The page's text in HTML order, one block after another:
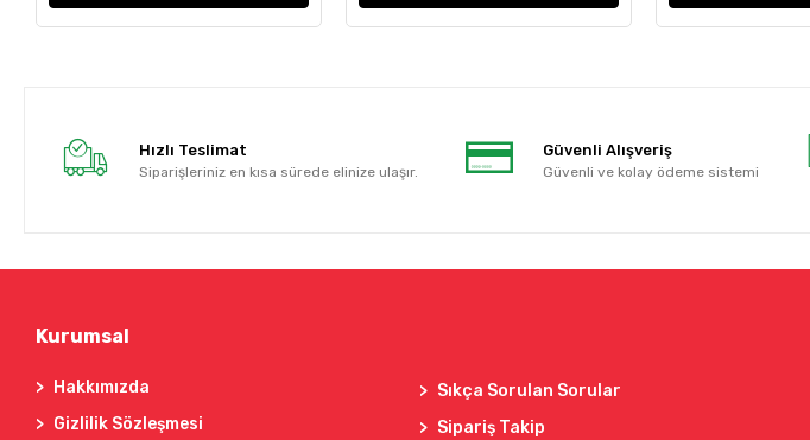
Hızlı Teslimat
Siparişleriniz en kısa sürede elinize ulaşır.
Güvenli Alışveriş
Güvenli ve kolay ödeme sistemi
Kurumsal
Hakkımızda
Gizlilik Sözleşmesi
Sıkça Sorulan Sorular
Sipariş Takip